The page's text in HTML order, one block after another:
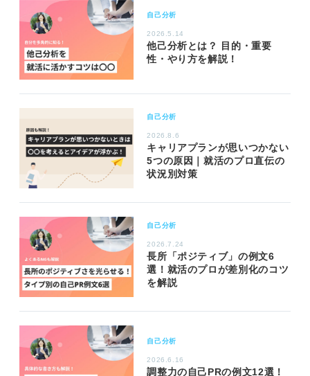
自己分析
2026.5.14
他己分析とは？ 目的・重要
性・やり方を解説！
自己分析
2026.8.6
キャリアプランが思いつかない
5つの原因｜就活のプロ直伝の
状況別対策
自己分析
2026.7.24
長所「ポジティブ」の例文6
選！就活のプロが差別化のコツ
を解説
自己分析
2026.6.16
調整力の自己PRの例文12選！